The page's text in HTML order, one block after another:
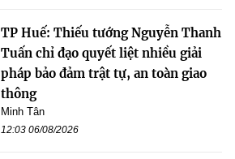
TP Huế: Thiếu tướng Nguyễn Thanh
Tuấn chỉ đạo quyết liệt nhiều giải
pháp bảo đảm trật tự, an toàn giao
thông
Minh Tân
12:03 06/08/2026